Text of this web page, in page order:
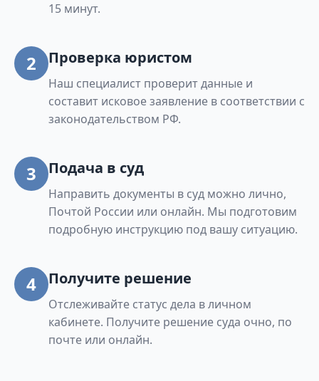
15 минут.
2 Проверка юристом
Наш специалист проверит данные и
составит исковое заявление в соответствии с
законодательством РФ.
3 Подача в суд
Направить документы в суд можно лично,
Почтой России или онлайн. Мы подготовим
подробную инструкцию под вашу ситуацию.
4 Получите решение
Отслеживайте статус дела в личном
кабинете. Получите решение суда очно, по
почте или онлайн.